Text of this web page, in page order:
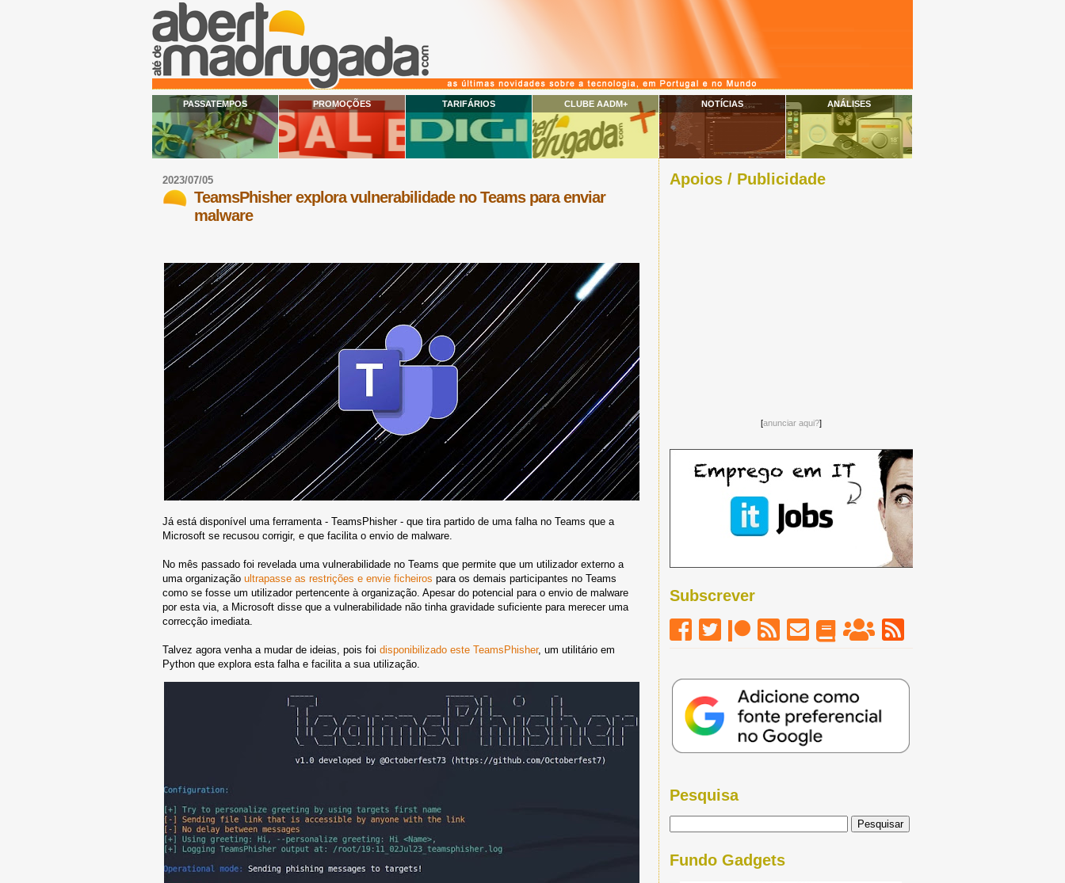
PASSATEMPOS PROMOÇÕES TARIFÁRIOS CLUBE AADM+ NOTÍCIAS ANÁLISES
2023/07/05
TeamsPhisher explora vulnerabilidade no Teams para enviar
malware
Já está disponível uma ferramenta - TeamsPhisher - que tira partido de uma falha no Teams que a
Microsoft se recusou corrigir, e que facilita o envio de malware.
No mês passado foi revelada uma vulnerabilidade no Teams que permite que um utilizador externo a
uma organização ultrapasse as restrições e envie ficheiros para os demais participantes no Teams
como se fosse um utilizador pertencente à organização. Apesar do potencial para o envio de malware
por esta via, a Microsoft disse que a vulnerabilidade não tinha gravidade suficiente para merecer uma
correcção imediata.
Talvez agora venha a mudar de ideias, pois foi disponibilizado este TeamsPhisher, um utilitário em
Python que explora esta falha e facilita a sua utilização.
Apoios / Publicidade
[anunciar aqui?]
Subscrever
Pesquisa
Fundo Gadgets